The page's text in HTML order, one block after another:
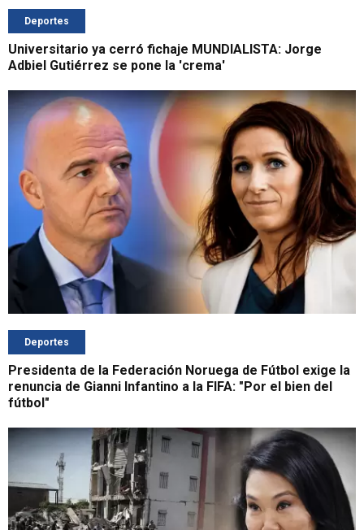
Deportes
Universitario ya cerró fichaje MUNDIALISTA: Jorge
Adbiel Gutiérrez se pone la 'crema'
Deportes
Presidenta de la Federación Noruega de Fútbol exige la
renuncia de Gianni Infantino a la FIFA: "Por el bien del
fútbol"